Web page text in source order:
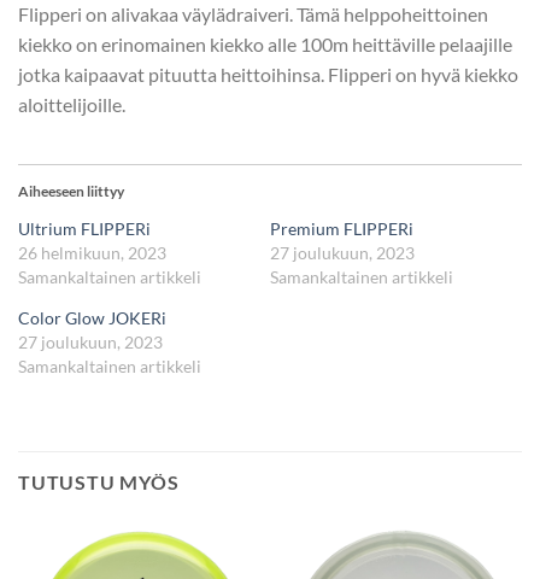
Flipperi on alivakaa väylädraiveri. Tämä helppoheittoinen
kiekko on erinomainen kiekko alle 100m heittäville pelaajille
jotka kaipaavat pituutta heittoihinsa. Flipperi on hyvä kiekko
aloittelijoille.
Aiheeseen liittyy
Ultrium FLIPPERi
26 helmikuun, 2023
Samankaltainen artikkeli
Premium FLIPPERi
27 joulukuun, 2023
Samankaltainen artikkeli
Color Glow JOKERi
27 joulukuun, 2023
Samankaltainen artikkeli
TUTUSTU MYÖS